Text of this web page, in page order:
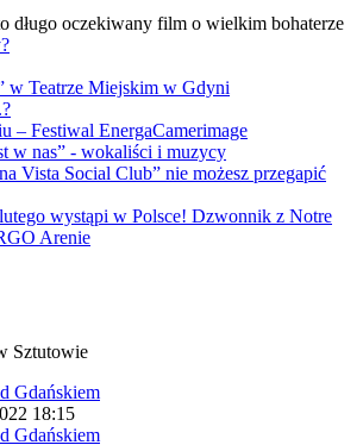
długo oczekiwany film o wielkim bohaterze
w Teatrze Miejskim w Gdyni
– Festiwal EnergaCamerimage
w nas” - wokaliści i muzycy
Vista Social Club” nie możesz przegapić
wystąpi w Polsce! Dzwonnik z Notre
Arenie
18:15